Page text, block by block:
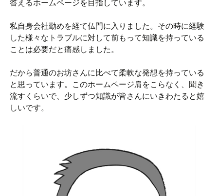
答えるホームページを目指しています。
私自身会社勤めを経て仏門に入りました。その時に経験
した様々なトラブルに対して前もって知識を持っている
ことは必要だと痛感しました。
だから普通のお坊さんに比べて柔軟な発想を持っている
と思っています。このホームページ肩をこらなく、聞き
流すくらいで、少しずつ知識が皆さんにいきわたると嬉
しいです。